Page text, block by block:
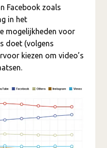
Facebook zoals
in het
mogelijkheden voor
doet (volgens
kiezen om video’s